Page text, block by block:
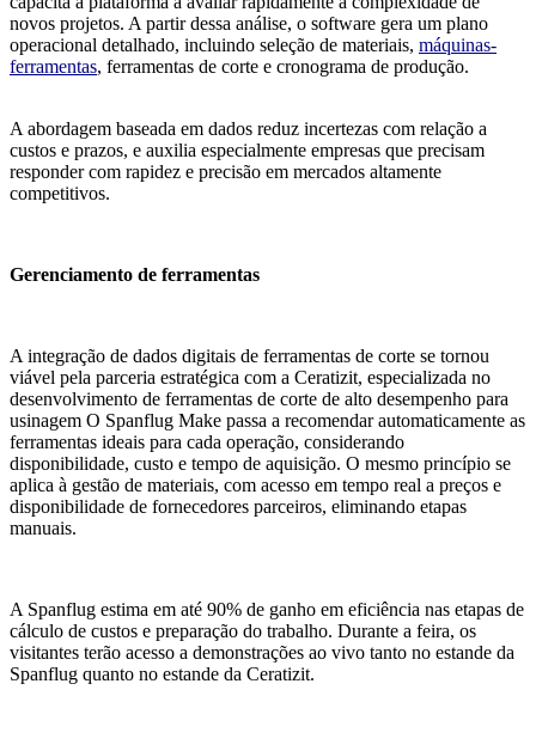
novos projetos. A partir dessa análise, o software gera um plano
operacional detalhado, incluindo seleção de materiais, máquinas-
ferramentas, ferramentas de corte e cronograma de produção.
A abordagem baseada em dados reduz incertezas com relação a
custos e prazos, e auxilia especialmente empresas que precisam
responder com rapidez e precisão em mercados altamente
competitivos.
Gerenciamento de ferramentas
A integração de dados digitais de ferramentas de corte se tornou
viável pela parceria estratégica com a Ceratizit, especializada no
desenvolvimento de ferramentas de corte de alto desempenho para
usinagem O Spanflug Make passa a recomendar automaticamente as
ferramentas ideais para cada operação, considerando
disponibilidade, custo e tempo de aquisição. O mesmo princípio se
aplica à gestão de materiais, com acesso em tempo real a preços e
disponibilidade de fornecedores parceiros, eliminando etapas
manuais.
A Spanflug estima em até 90% de ganho em eficiência nas etapas de
cálculo de custos e preparação do trabalho. Durante a feira, os
visitantes terão acesso a demonstrações ao vivo tanto no estande da
Spanflug quanto no estande da Ceratizit.